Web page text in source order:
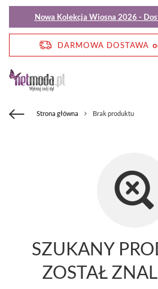
Nowa Kolekcja Wiosna 2026 -
DARMOWA DOSTAWA
Strona główna Brak produktu
SZUKANY
ZOSTAŁ